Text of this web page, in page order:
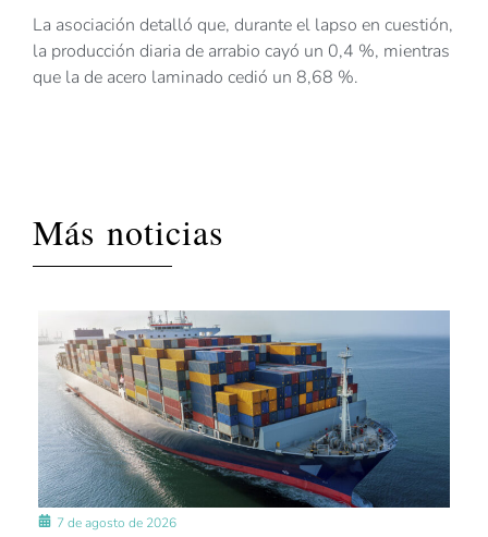
La asociación detalló que, durante el lapso en cuestión,
la producción diaria de arrabio cayó un 0,4 %, mientras
que la de acero laminado cedió un 8,68 %.
Más noticias
7 de agosto de 2026